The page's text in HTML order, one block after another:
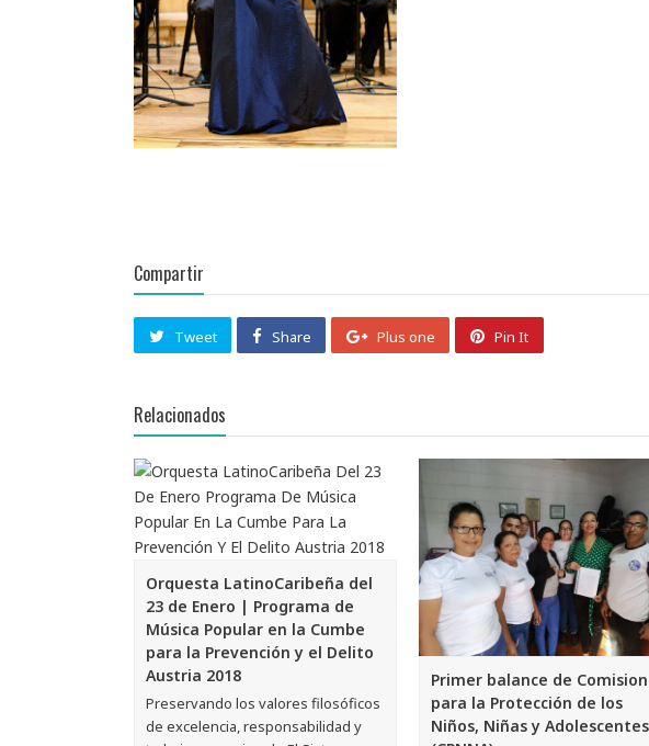
Compartir
Tweet Share Plus one Pin It
Relacionados
Orquesta LatinoCaribeña del
23 de Enero | Programa de
Música Popular en la Cumbe
para la Prevención y el Delito
Austria 2018
Preservando los valores filosóficos
de excelencia, responsabilidad y
Primer balance de
para la Protección de los
Niños, Niñas y Adolescentes